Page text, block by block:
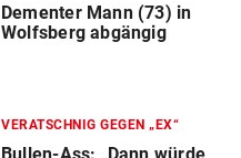
Dementer Mann (73) in
Wolfsberg abgängig
VERATSCHNIG GEGEN „EX“
Bullen-Ass: „Dann würde